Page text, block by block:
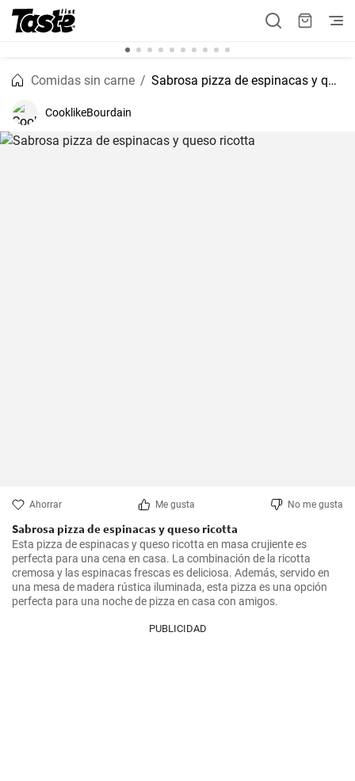
Comidas sin carne Sabrosa pizza de espinacas y queso ricotta
CooklikeBourdain
Ahorrar Me gusta No me gusta
Sabrosa pizza de espinacas y queso ricotta
Esta pizza de espinacas y queso ricotta en masa crujiente es
perfecta para una cena en casa. La combinación de la ricotta
cremosa y las espinacas frescas es deliciosa. Además, servido en
una mesa de madera rústica iluminada, esta pizza es una opción
perfecta para una noche de pizza en casa con amigos.
PUBLICIDAD